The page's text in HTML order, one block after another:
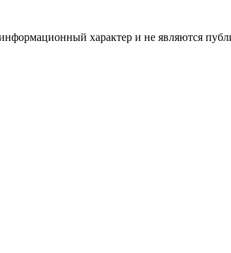
характер и не являются